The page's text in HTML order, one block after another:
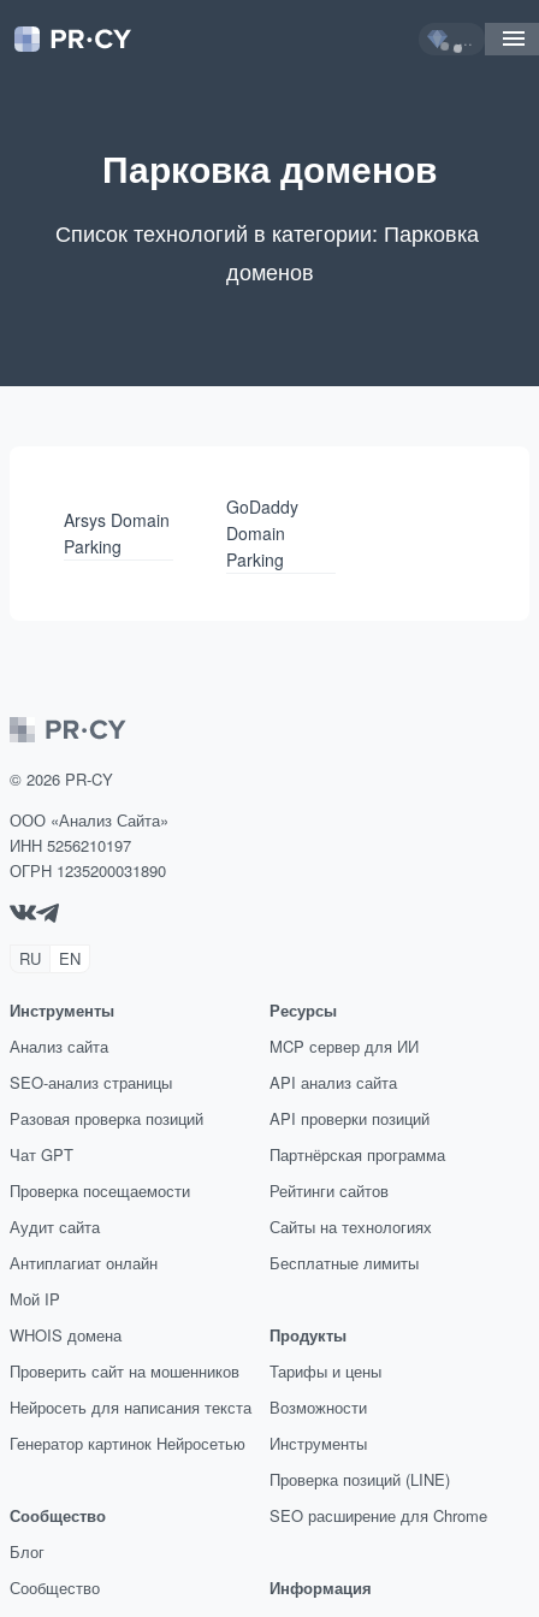
...
Парковка доменов
Список технологий в категории: Парковка
доменов
Arsys Domain
Parking
GoDaddy
Domain
Parking
© 2026 PR-CY
ООО «Анализ Сайта»
ИНН 5256210197
ОГРН 1235200031890
RU EN
Инструменты
Анализ сайта
SEO-анализ страницы
Разовая проверка позиций
Чат GPT
Проверка посещаемости
Аудит сайта
Антиплагиат онлайн
Мой IP
WHOIS домена
Проверить сайт на мошенников
Нейросеть для написания текста
Генератор картинок Нейросетью
Сообщество
Блог
Сообщество
Ресурсы
MCP сервер для ИИ
API анализ сайта
API проверки позиций
Партнёрская программа
Рейтинги сайтов
Сайты на технологиях
Бесплатные лимиты
Продукты
Тарифы и цены
Возможности
Инструменты
Проверка позиций (LINE)
SEO расширение для Chrome
Информация